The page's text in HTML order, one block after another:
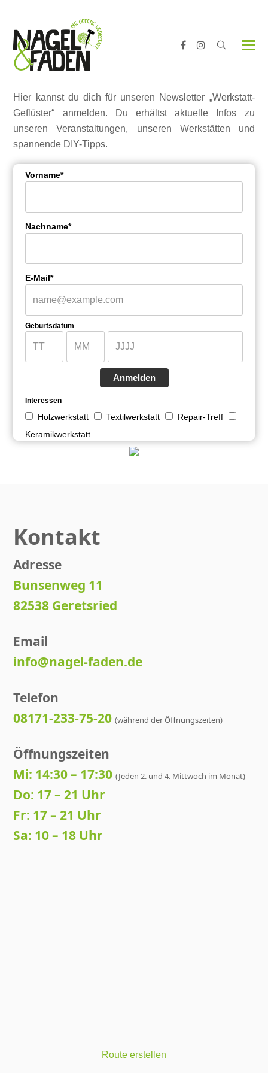
Facebook
Instagram
Hier kannst du dich für unseren Newsletter „Werkstatt-
Geflüster“ anmelden. Du erhältst aktuelle Infos zu
unseren Veranstaltungen, unseren Werkstätten und
spannende DIY-Tipps.
Vorname*
Nachname*
E-Mail*
Geburtsdatum
Anmelden
Interessen
Holzwerkstatt Textilwerkstatt
Repair-Treff
Keramikwerkstatt
Kontakt
Adresse
Bunsenweg 11
82538 Geretsried
Email
info@nagel-faden.de
Telefon
08171-233-75-20 (während der Öffnungszeiten)
Öffnungszeiten
Mi: 14:30 – 17:30(Jeden 2. und 4. Mittwoch im Monat)
Do: 17 – 21 Uhr
Fr: 17 – 21 Uhr
Sa: 10 – 18 Uhr
Route erstellen